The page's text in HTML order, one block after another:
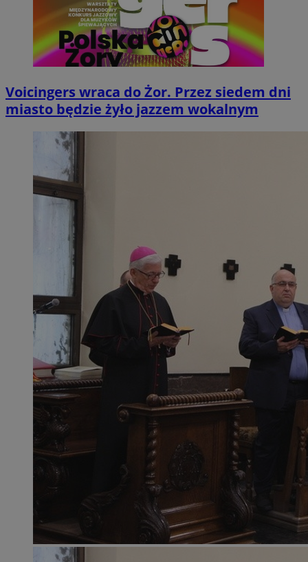
Voicingers wraca do Żor. Przez siedem dni
miasto będzie żyło jazzem wokalnym